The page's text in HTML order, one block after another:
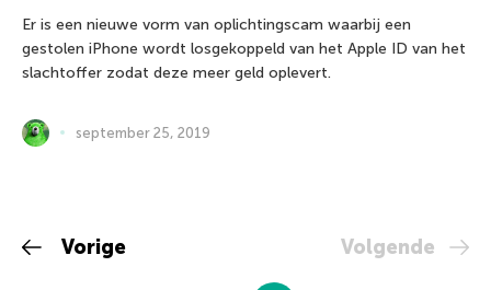
Er is een nieuwe vorm van oplichtingscam waarbij een
gestolen iPhone wordt losgekoppeld van het Apple ID van het
slachtoffer zodat deze meer geld oplevert.
september 25, 2019
Vorige Volgende